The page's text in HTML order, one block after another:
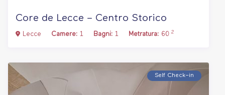
Core de Lecce – Centro Storico
Lecce Camere: 1 Bagni: 1 Metratura: 60 2
Self Check–in